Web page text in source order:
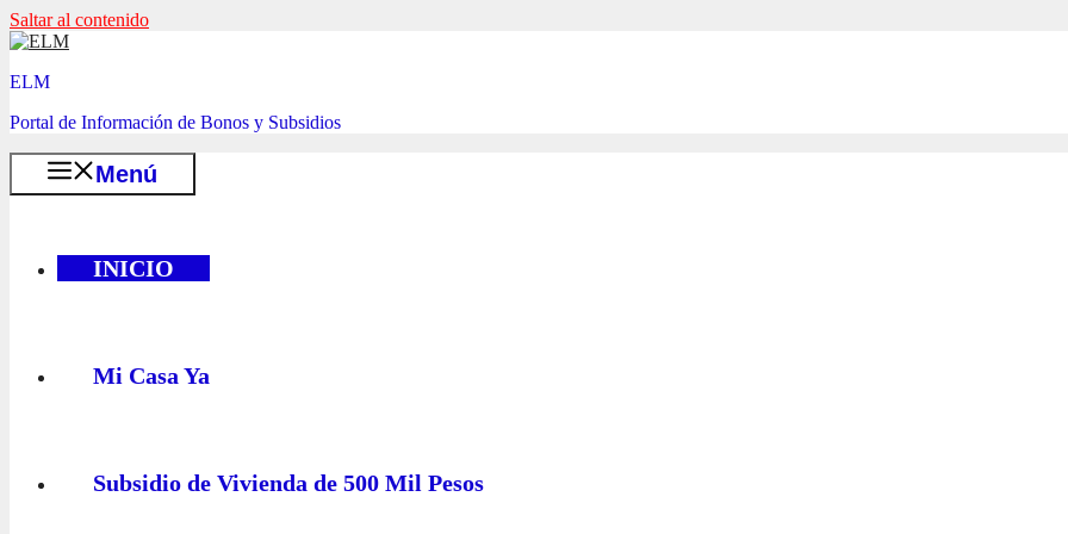
Saltar al contenido
ELM
Portal de Información de Bonos y Subsidios
Menú
INICIO
Mi Casa Ya
Subsidio de Vivienda de 500 Mil Pesos